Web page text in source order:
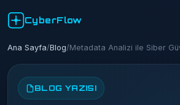
CyberFlow
Ana Sayfa/Blog/Metadata Analizi ile Siber
BLOG YAZISI